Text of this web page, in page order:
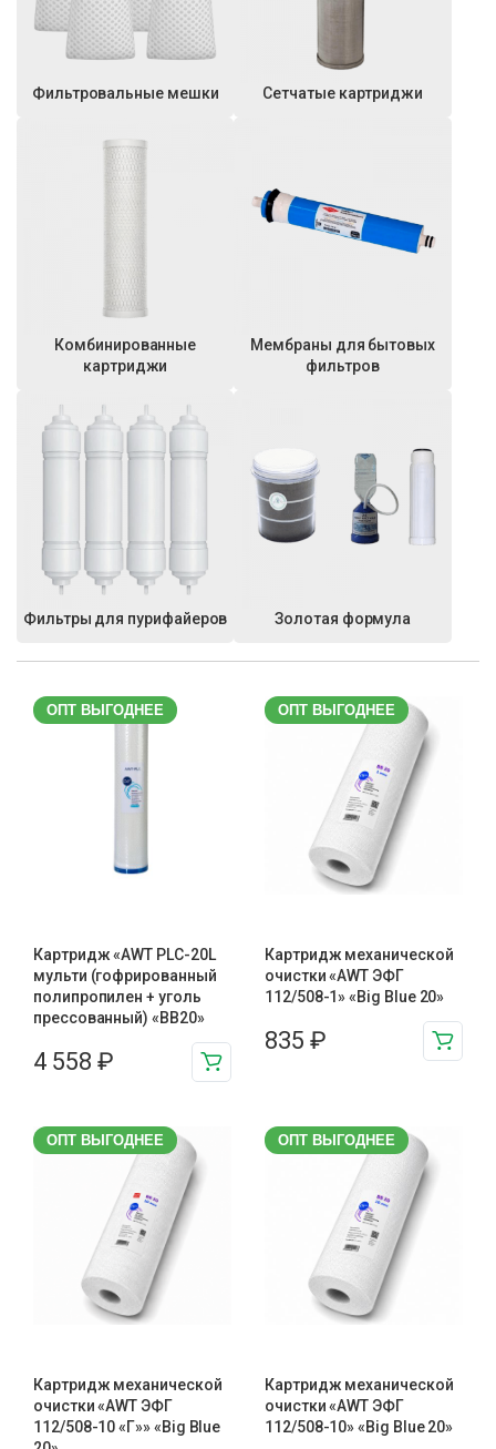
Фильтровальные мешки Сетчатые картриджи
Комбинированные
картриджи
Мембраны для бытовых
фильтров
Фильтры для пурифайеров Золотая формула
ОПТ ВЫГОДНЕЕ
Картридж «AWT PLC-20L
мульти (гофрированный
полипропилен + уголь
прессованный) «BB20»
4 558 ₽
ОПТ ВЫГОДНЕЕ
Картридж механической
очистки «AWT ЭФГ
112/508-1» «Big Blue 20»
835 ₽
ОПТ ВЫГОДНЕЕ
Картридж механической
очистки «AWT ЭФГ
112/508-10 «Г»» «Big Blue
ОПТ ВЫГОДНЕЕ
Картридж механической
очистки «AWT ЭФГ
112/508-10» «Big Blue 20»